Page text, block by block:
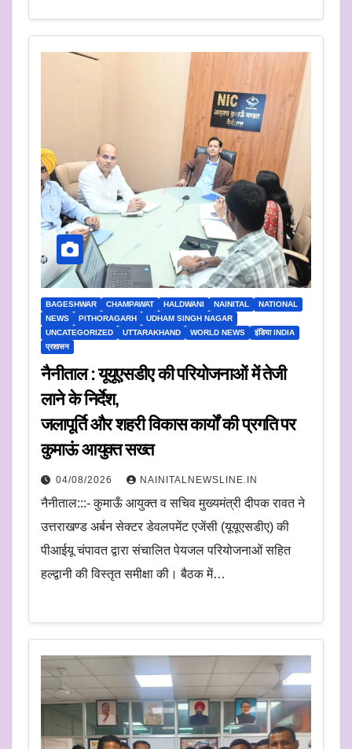
BAGESHWAR CHAMPAWAT HALDWANI NAINITAL
NATIONAL
NEWS
PITHORAGARH
UDHAM SINGH NAGAR
UNCATEGORIZED
UTTARAKHAND WORLD NEWS
इंडिया INDIA
प्रशासन
नैनीताल : यूयूएसडीए की परियोजनाओं में तेजी
लाने के निर्देश,
जलापूर्ति और शहरी विकास कार्यों की प्रगति पर
कुमाऊं आयुक्त सख्त
04/08/2026 NAINITALNEWSLINE.IN
नैनीताल:::- कुमाऊँ आयुक्त व सचिव मुख्यमंत्री दीपक रावत ने
उत्तराखण्ड अर्बन सेक्टर डेवलपमेंट एजेंसी (यूयूएसडीए) की
पीआईयू चंपावत द्वारा संचालित पेयजल परियोजनाओं सहित
हल्द्वानी की विस्तृत समीक्षा की। बैठक में…